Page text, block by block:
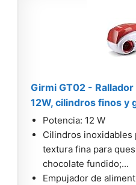
Girmi GT02 -
12W, cilindros finos y
Potencia: 12 W
Cilindros inoxidables
textura fina para
chocolate fundido;...
Empujador de